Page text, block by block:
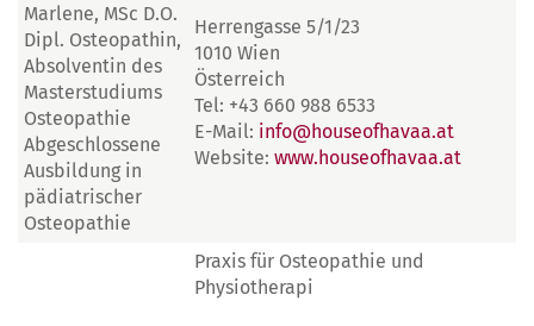
Marlene, MSc D.O.
Dipl. Osteopathin,
Absolventin des
Masterstudiums
Osteopathie
Abgeschlossene
Ausbildung in
pädiatrischer
Osteopathie
Herrengasse 5/1/23
1010 Wien
Österreich
Tel: +43 660 988 6533
E-Mail: info@houseofhavaa.at
Website: www.houseofhavaa.at
Praxis für Osteopathie und
Physiotherapi